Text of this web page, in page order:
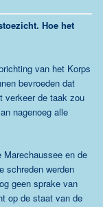
Hoe het
van het Korps
bevroeden dat
verkeer de taak zou
nagenoeg alle
en de
schreden werden
geen sprake van
op de staat van de